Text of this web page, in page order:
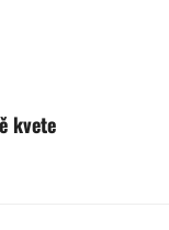
kvete